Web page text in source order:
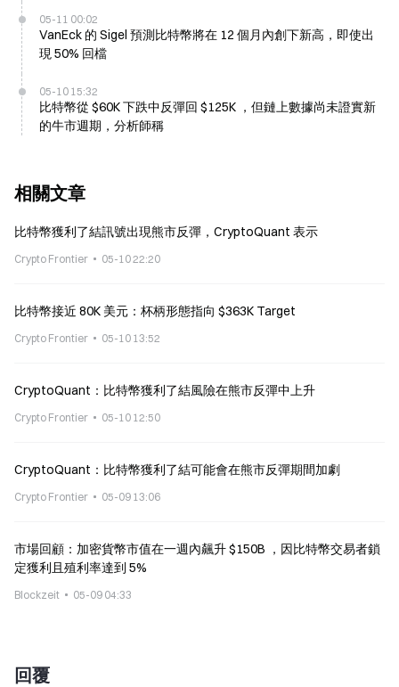
05-11 00:02
VanEck 的 Sigel 預測比特幣將在 12 個月內創下新高，即使出
現 50% 回檔
05-10 15:32
比特幣從 $60K 下跌中反彈回 $125K ，但鏈上數據尚未證實新
的牛市週期，分析師稱
相關文章
比特幣獲利了結訊號出現熊市反彈，CryptoQuant 表示
Crypto Frontier 05-10 22:20
比特幣接近 80K 美元：杯柄形態指向 $363K Target
Crypto Frontier 05-10 13:52
CryptoQuant：比特幣獲利了結風險在熊市反彈中上升
Crypto Frontier 05-10 12:50
CryptoQuant：比特幣獲利了結可能會在熊市反彈期間加劇
Crypto Frontier 05-09 13:06
市場回顧：加密貨幣市值在一週內飆升 $150B ，因比特幣交易者鎖
定獲利且殖利率達到 5%
Blockzeit 05-09 04:33
回覆